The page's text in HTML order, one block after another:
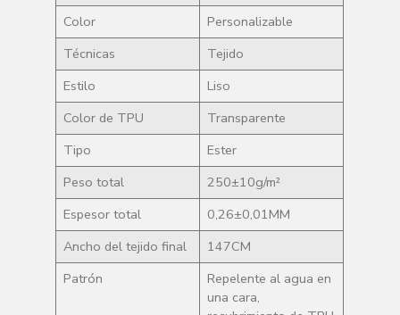
Color
Personalizable
Técnicas
Tejido
Estilo
Liso
Color de TPU
Transparente
Tipo
Ester
Peso total
250±10g/m²
Espesor total
0,26±0,01MM
Ancho del tejido final
147CM
Patrón
Repelente al agua en
una cara,